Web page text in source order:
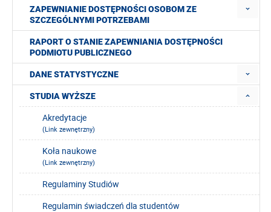
ZAPEWNIANIE DOSTĘPNOŚCI OSOBOM ZE
SZCZEGÓLNYMI POTRZEBAMI
RAPORT O STANIE ZAPEWNIANIA DOSTĘPNOŚCI
PODMIOTU PUBLICZNEGO
DANE STATYSTYCZNE
STUDIA WYŻSZE
Akredytacje
(Link zewnętrzny)
Koła naukowe
(Link zewnętrzny)
Regulaminy Studiów
Regulamin świadczeń dla studentów